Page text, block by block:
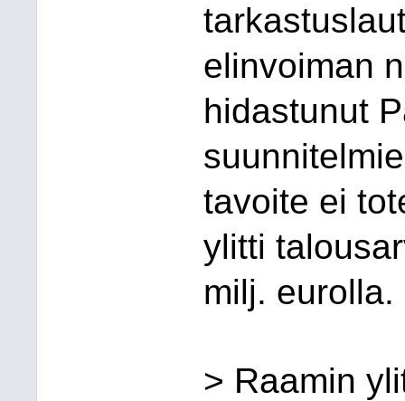
elinvoiman
hidastunut
tavoite ei
ylitti
milj. eurolla.
> Raamin